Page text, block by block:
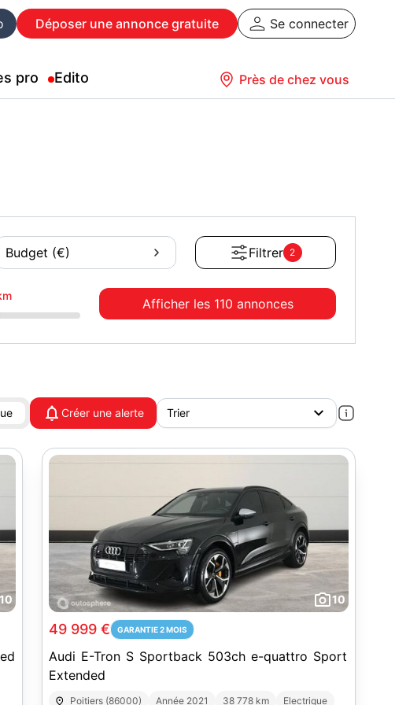
Déposer une annonce gratuite Se connecter
pro Edito Près de chez vous
Budget (€) Filtrer 2
Afficher les 110 annonces
Créer une alerte
10 10
49 999 € GARANTIE 2 MOIS
Audi E-Tron S Sportback 503ch e-quattro Sport
Extended
Poitiers (86000) Année 2021 38 778 km
Electrique